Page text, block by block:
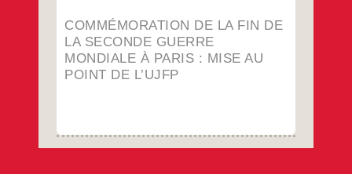
COMMÉMORATION DE LA FIN DE
LA SECONDE GUERRE
MONDIALE À PARIS : MISE AU
POINT DE L’UJFP
mondiale
à
Paris
:
mise
au
point